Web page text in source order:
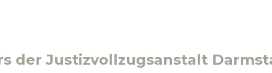
der Justizvollzugsanstalt